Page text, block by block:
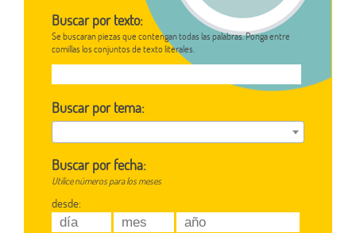
Buscar por texto:
Se buscaran piezas que contengan todas las palabras. Ponga entre
comillas los conjuntos de texto literales.
Buscar por tema:
Buscar por fecha:
Utilice números para los meses
desde: